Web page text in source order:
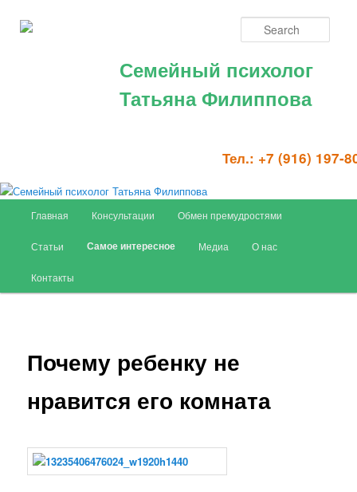
Семейный психолог
Татьяна Филиппова
Тел.: +7 (916) 197-
Skip to primary content
Главная Консультации Обмен премудростями
Статьи Самое интересное Медиа О нас
Контакты
Почему ребенку не
нравится его комната